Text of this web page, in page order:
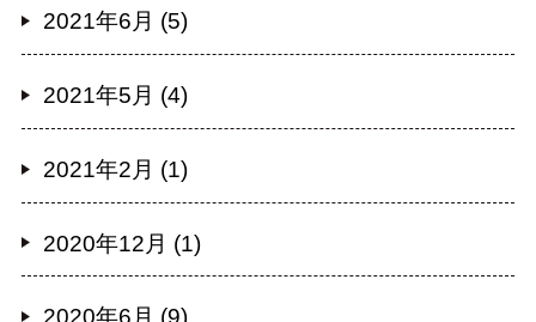
2021年6月 (5)
2021年5月 (4)
2021年2月 (1)
2020年12月 (1)